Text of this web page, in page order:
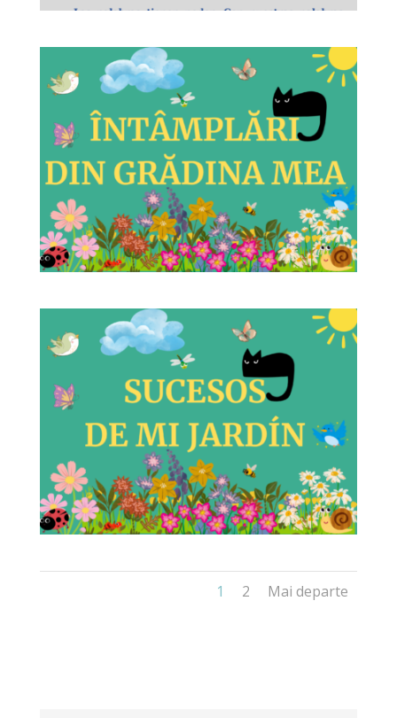
1 2 Mai departe